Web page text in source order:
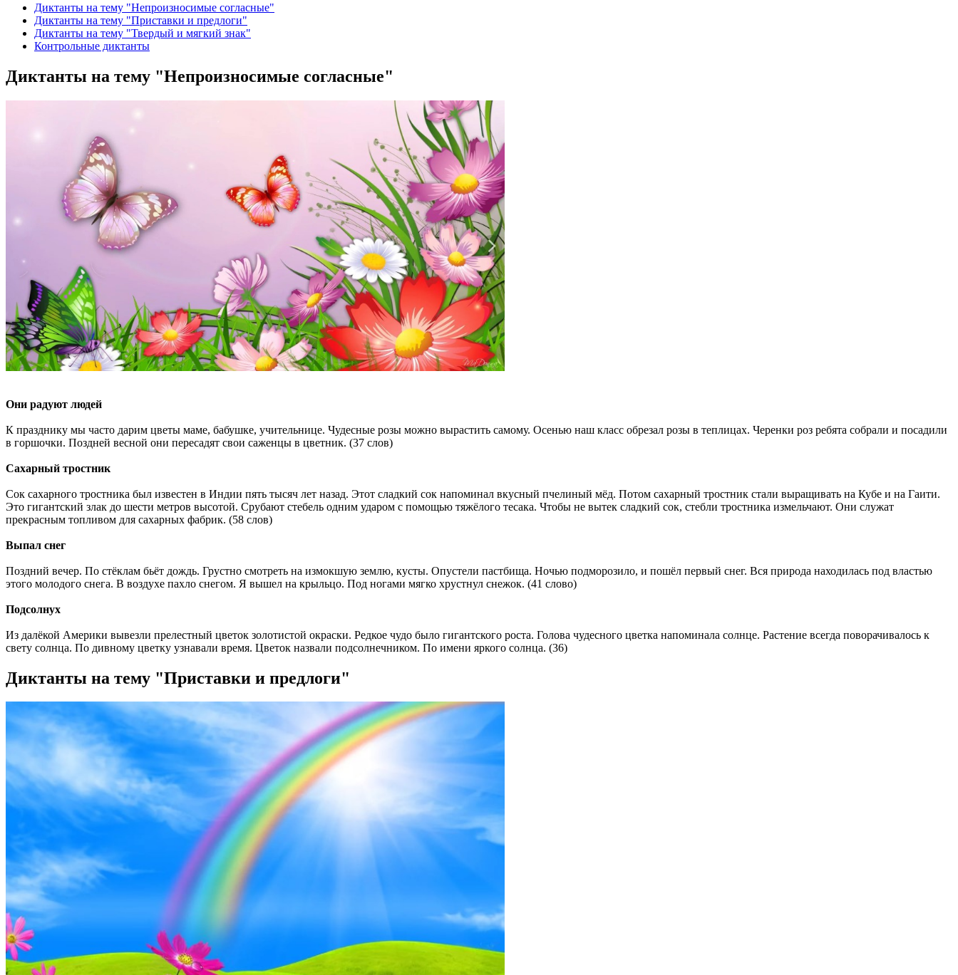
Диктанты на тему "Непроизносимые согласные"
Диктанты на тему "Приставки и предлоги"
Диктанты на тему "Твердый и мягкий знак"
Контрольные диктанты
Диктанты на тему "Непроизносимые согласные"
Они радуют людей
К празднику мы часто дарим цветы маме, бабушке, учительнице. Чудесные розы можно вырастить самому. Осенью наш класс обрезал розы в теплицах. Черенки роз ребята собрали и посадили
в горшочки. Поздней весной они пересадят свои саженцы в цветник. (37 слов)
Сахарный тростник
Сок сахарного тростника был известен в Индии пять тысяч лет назад. Этот сладкий сок напоминал вкусный пчелиный мёд. Потом сахарный тростник стали выращивать на Кубе и на Гаити.
Это гигантский злак до шести метров высотой. Срубают стебель одним ударом с помощью тяжёлого тесака. Чтобы не вытек сладкий сок, стебли тростника измельчают. Они служат
прекрасным топливом для сахарных фабрик. (58 слов)
Выпал снег
Поздний вечер. По стёклам бьёт дождь. Грустно смотреть на измокшую землю, кусты. Опустели пастбища. Ночью подморозило, и пошёл первый снег. Вся природа находилась под властью
этого молодого снега. В воздухе пахло снегом. Я вышел на крыльцо. Под ногами мягко хрустнул снежок. (41 слово)
Подсолнух
Из далёкой Америки вывезли прелестный цветок золотистой окраски. Редкое чудо было гигантского роста. Голова чудесного цветка напоминала солнце. Растение всегда поворачивалось к
свету солнца. По дивному цветку узнавали время. Цветок назвали подсолнечником. По имени яркого солнца. (36)
Диктанты на тему "Приставки и предлоги"